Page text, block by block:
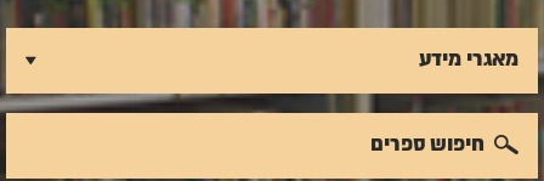
מאגרי מידע
חיפוש ספרים